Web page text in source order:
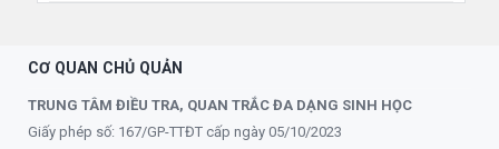
CƠ QUAN CHỦ QUẢN
TRUNG TÂM ĐIỀU TRA, QUAN TRẮC ĐA DẠNG SINH HỌC
Giấy phép số: 167/GP-TTĐT cấp ngày 05/10/2023